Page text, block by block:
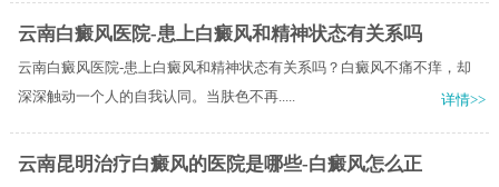
云南白癜风医院-患上白癜风和精神状态有关系吗
云南白癜风医院-患上白癜风和精神状态有关系吗？白癜风不痛不痒，却
深深触动一个人的自我认同。当肤色不再.....
详情>>
云南昆明治疗白癜风的医院是哪些-白癜风怎么正